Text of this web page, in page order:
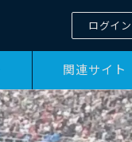
ログイン
関連サイト